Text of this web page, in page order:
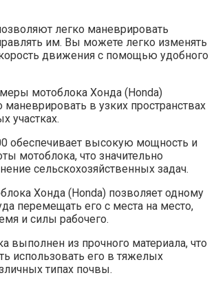
легко маневрировать
им. Вы можете легко изменять
движения с помощью удобного
мотоблока Хонда (Honda)
маневрировать в узких пространствах
участках.
обеспечивает высокую мощность и
мотоблока, что значительно
сельскохозяйственных задач.
Хонда (Honda) позволяет одному
перемещать его с места на место,
и силы рабочего.
выполнен из прочного материала, что
использовать его в тяжелых
типах почвы.